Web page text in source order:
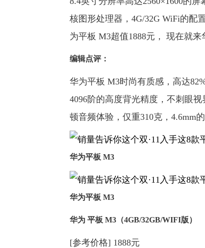
核图形处理器，4G/32G WiFi的配
为平板 M3超值1888元， 现在就来
编辑点评：
华为平板 M3时尚有质感，高达
4096阶的高度背光精度，不刺眼
顿音频体验，仅重310克，4.6mm
华为平板 M3
华为平板 M3
华为 平板 M3（4GB/32GB/WIFI版）
[参考价格] 1888元